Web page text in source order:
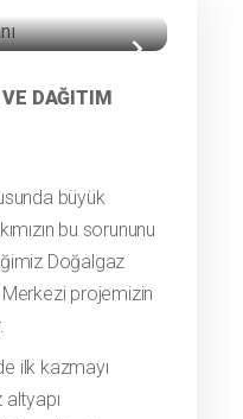
DAĞITIM
büyük
bu sorununu
Doğalgaz
Merkezi projemizin
ilk kazmayı